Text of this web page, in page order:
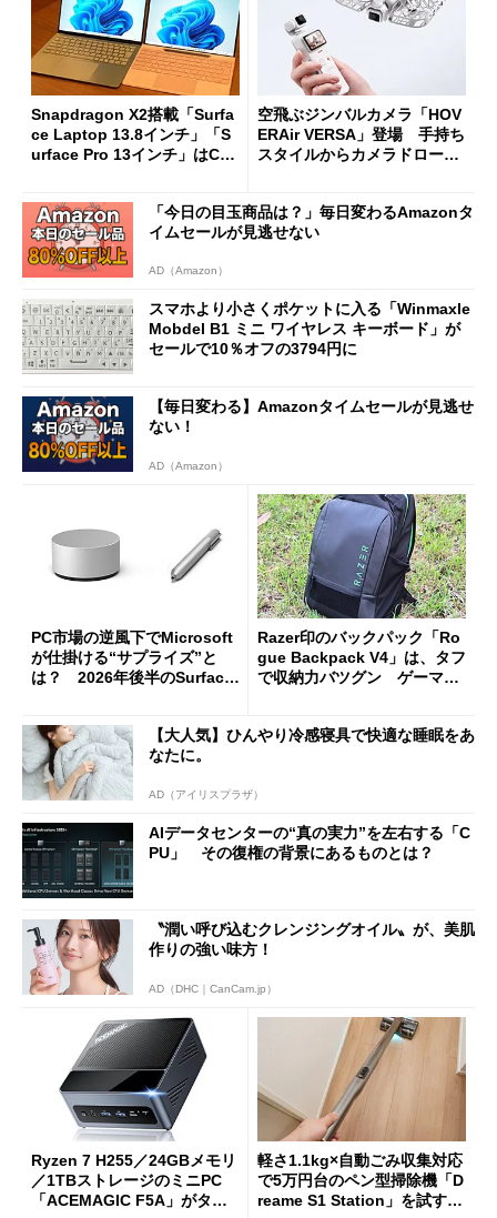
Snapdragon X2搭載「Surfa
ce Laptop 13.8インチ」「S
urface Pro 13インチ」はCop
た
空飛ぶジンバルカメラ「HOV
ERAir VERSA」登場 手持ち
スタイルからカメラドローン
「今日の目玉商品は？」毎日変わるAmazonタ
イムセールが見逃せない
AD（Amazon）
スマホより小さくポケットに入る「Winmaxle
Mobdel B1 ミニ ワイヤレス キーボード」が
セールで10％オフの3794円に
【毎日変わる】Amazonタイムセールが見逃せ
ない！
AD（Amazon）
PC市場の逆風下でMicrosoft
が仕掛ける“サプライズ”と
は？ 2026年後半のSurface
Razer印のバックパック「Ro
gue Backpack V4」は、タフ
で収納力バツグン ゲーマー
【大人気】ひんやり冷感寝具で快適な睡眠をあ
なたに。
AD（アイリスプラザ）
AIデータセンターの“真の実力”を左右する「C
PU」 その復権の背景にあるものとは？
〝潤い呼び込むクレンジングオイル〟が、美肌
作りの強い味方！
AD（DHC｜CanCam.jp）
Ryzen 7 H255／24GBメモリ
／1TBストレージのミニPC
「ACEMAGIC F5A」がタイ
軽さ1.1kg×自動ごみ収集対応
で5万円台のペン型掃除機「D
reame S1 Station」を試す